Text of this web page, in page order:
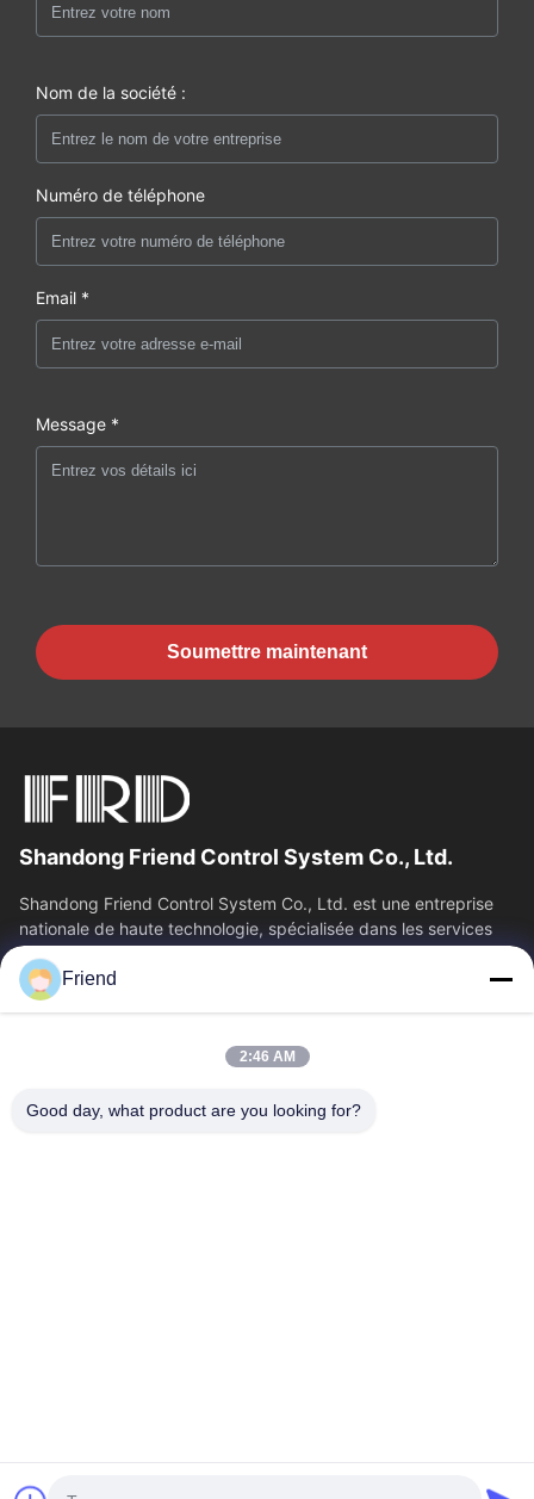
Nom de la société :
Numéro de téléphone
Email *
Message *
Soumettre maintenant
Shandong Friend Control System Co., Ltd.
Shandong Friend Control System Co., Ltd. est une entreprise
nationale de haute technologie, spécialisée dans les services
de R&D en...
Liens Rapides
A Propos De Nous
Visite D'usine
Contrôle De La Qualité
Friend
2:46 AM
Good day, what product are you looking for?